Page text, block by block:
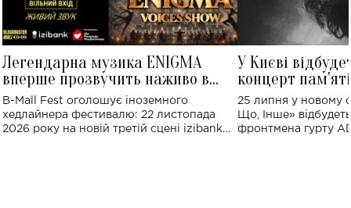
Легендарна музика ENIGMA
вперше прозвучить наживо в
Україні: де відбудеться концерт
B-Mall Fest оголошує іноземного
хедлайнера фестивалю: 22 листопада
2026 року на новій третій сцені izibank
У Києві
концерт
Клименка:
виконають
25 липня у новому
Що, Інше»
фронтмена гурту